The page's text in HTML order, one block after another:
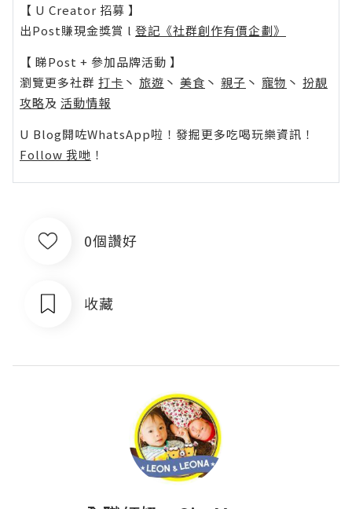
【 U Creator 招募 】
出Post賺現金獎賞 l 登記《社群創作有價企劃》
【 睇Post + 參加品牌活動 】
瀏覽更多社群 打卡 丶 旅遊 丶 美食 丶 親子 丶 寵物 丶 扮靚
攻略及 活動情報
U Blog開咗WhatsApp啦！發掘更多吃喝玩樂資訊！
Follow 我哋 ！
0個讚好
收藏